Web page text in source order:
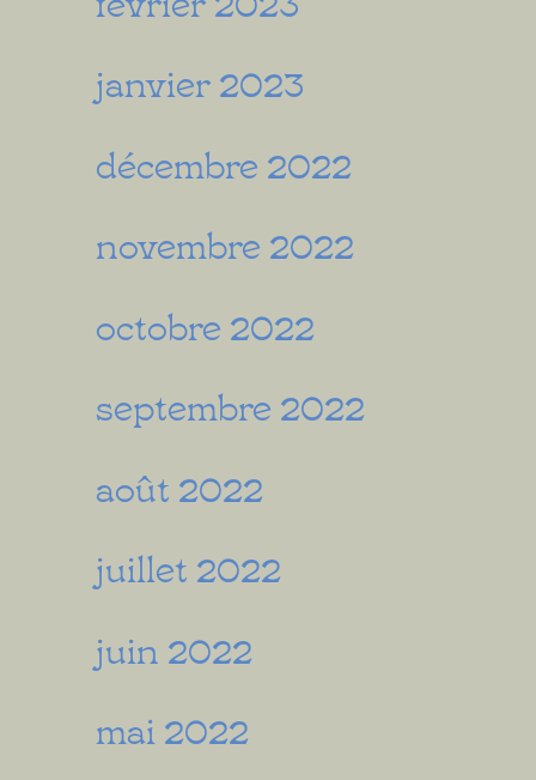
janvier 2023
décembre 2022
novembre 2022
octobre 2022
septembre 2022
août 2022
juillet 2022
juin 2022
mai 2022